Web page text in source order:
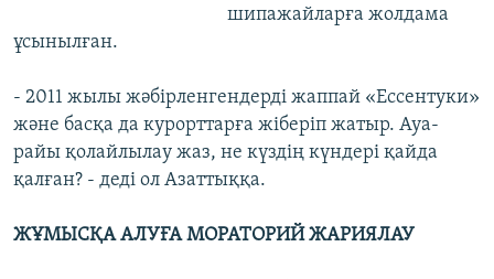
шипажайларға жолдама
ұсынылған.
- 2011 жылы жәбірленгендерді жаппай «Ессентуки»
және басқа да курорттарға жіберіп жатыр. Ауа-
райы қолайлылау жаз, не күздің күндері қайда
қалған? - деді ол Азаттыққа.
ЖҰМЫСҚА АЛУҒА МОРАТОРИЙ ЖАРИЯЛАУ